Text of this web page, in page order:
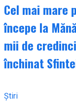
Cel mai mare
începe la
mii de
închinat
Știri